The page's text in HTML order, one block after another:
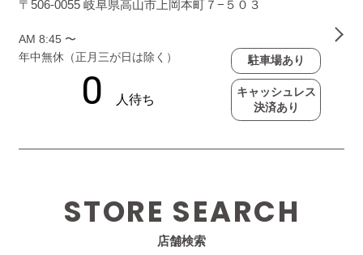
〒506-0055 岐阜県高山市上岡本町７−５０３
AM 8:45 〜
年中無休（正月三が日は除く）
駐車場あり
キャッシュレス
決済あり
STORE SEARCH
店舗検索